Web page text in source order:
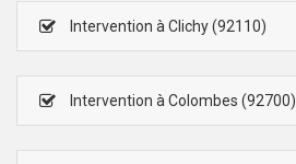
Intervention à Clichy (92110)
Intervention à Colombes (92700)